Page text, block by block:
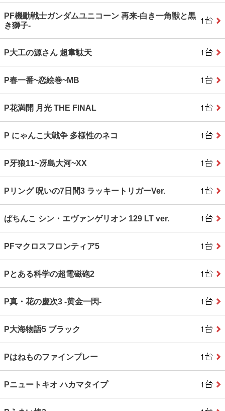
PF機動戦士ガンダムユニコーン 再来‐白き一角獣と黒
き獅子‐
P大工の源さん 超韋駄天
P春一番~恋絵巻~MB
P花満開 月光 THE FINAL
P にゃんこ大戦争 多様性のネコ
P牙狼11~冴島大河~XX
Pリング 呪いの7日間3 ラッキートリガーVer.
ぱちんこ シン・エヴァンゲリオン 129 LT ver.
PFマクロスフロンティア5
Pとある科学の超電磁砲2
P真・花の慶次3 ‐黄金一閃‐
P大海物語5 ブラック
Pはねものファインプレー
Pニュートキオ ハカマタイプ